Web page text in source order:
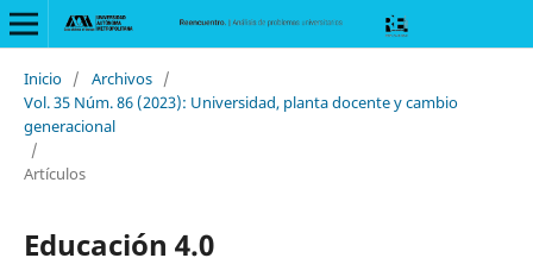
Inicio / Archivos /
Vol. 35 Núm. 86 (2023): Universidad, planta docente y cambio
generacional
/
Artículos
Educación 4.0